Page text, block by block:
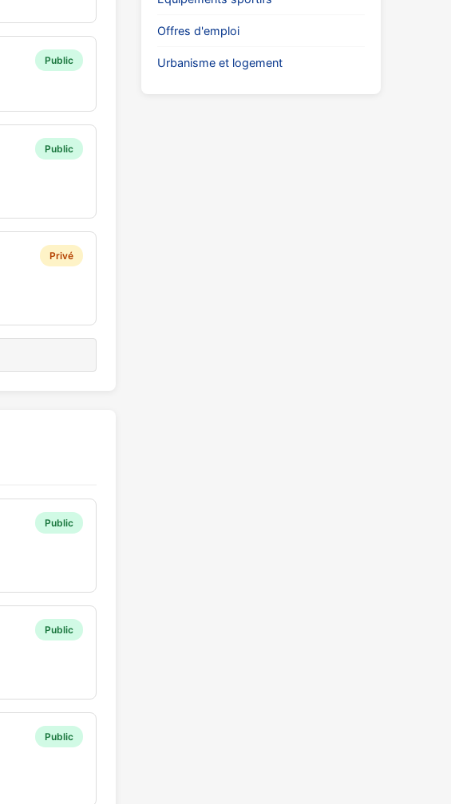
Public
Public
Privé
Public
Public
Public
Offres d'emploi
Urbanisme et logement